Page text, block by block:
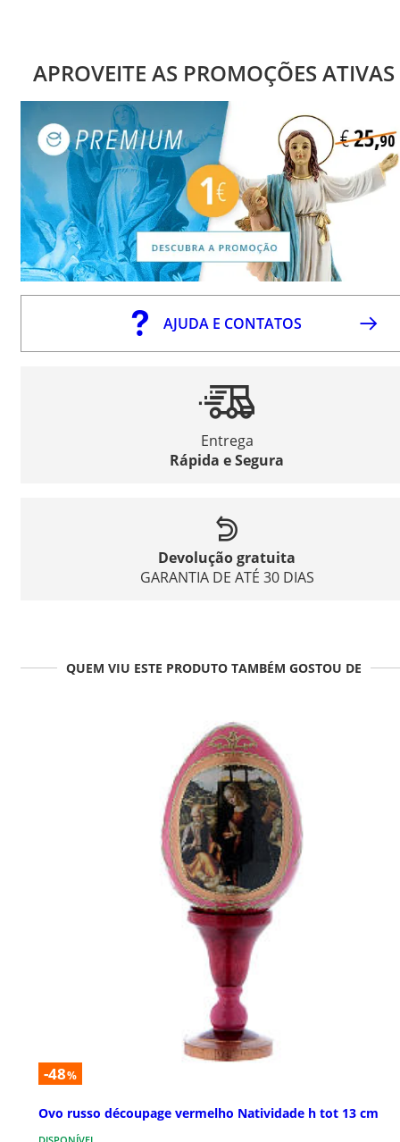
APROVEITE AS PROMOÇÕES ATIVAS
AJUDA E CONTATOS
Entrega
Rápida e Segura
Devolução gratuita
GARANTIA DE ATÉ 30 DIAS
QUEM VIU ESTE PRODUTO TAMBÉM GOSTOU DE
-48%
Ovo russo découpage vermelho Natividade h tot 13 cm